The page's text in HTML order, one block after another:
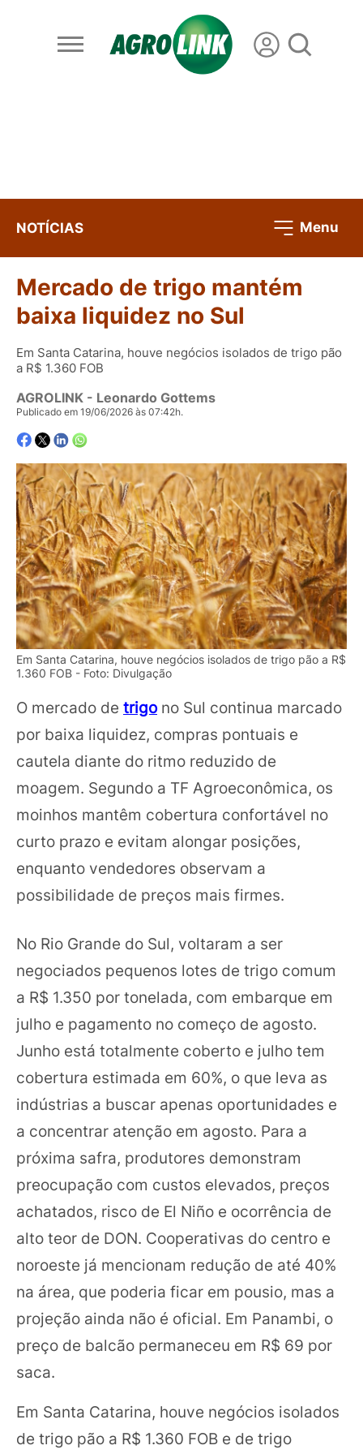
NOTÍCIAS Menu
Mercado de trigo mantém
baixa liquidez no Sul
Em Santa Catarina, houve negócios isolados de trigo pão
a R$ 1.360 FOB
AGROLINK - Leonardo Gottems
Publicado em 19/06/2026 às 07:42h.
Em Santa Catarina, houve negócios isolados de trigo pão a R$
1.360 FOB - Foto: Divulgação
O mercado de trigono Sul continua marcado
por baixa liquidez, compras pontuais e
cautela diante do ritmo reduzido de
moagem. Segundo a TF Agroeconômica, os
moinhos mantêm cobertura confortável no
curto prazo e evitam alongar posições,
enquanto vendedores observam a
possibilidade de preços mais firmes.
No Rio Grande do Sul, voltaram a ser
negociados pequenos lotes de trigo comum
a R$ 1.350 por tonelada, com embarque em
julho e pagamento no começo de agosto.
Junho está totalmente coberto e julho tem
cobertura estimada em 60%, o que leva as
indústrias a buscar apenas oportunidades e
a concentrar atenção em agosto. Para a
próxima safra, produtores demonstram
preocupação com custos elevados, preços
achatados, risco de El Niño e ocorrência de
alto teor de DON. Cooperativas do centro e
noroeste já mencionam redução de até 40%
na área, que poderia ficar em pousio, mas a
projeção ainda não é oficial. Em Panambi, o
preço de balcão permaneceu em R$ 69 por
saca.
Em Santa Catarina, houve negócios isolados
de trigo pão a R$ 1.360 FOB e de trigo